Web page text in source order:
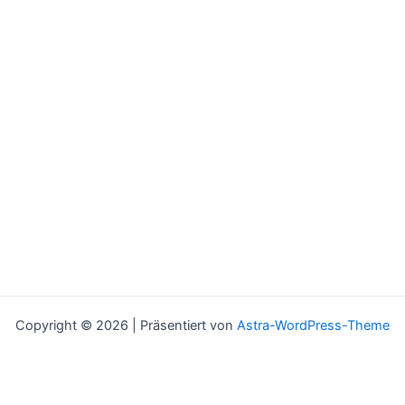
Copyright © 2026 | Präsentiert von Astra-WordPress-Theme